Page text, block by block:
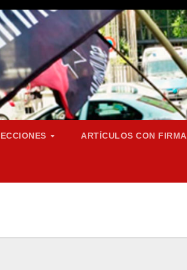
ARTÍCULOS CON FIRMA